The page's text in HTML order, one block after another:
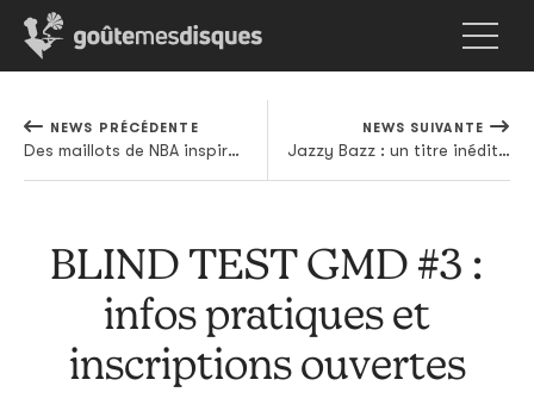
NEWS PRÉCÉDENTE
Des maillots de NBA inspirés de pochettes d’albums de rap US
NEWS SUIVANTE
Jazzy Bazz : un titre inédit en hommage à Paris
BLIND TEST GMD #3 :
infos pratiques et
inscriptions ouvertes